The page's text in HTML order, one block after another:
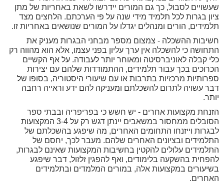
שעשויים לסבול, כך גם המורים יידרשו לשאת באחריות של מתן
ציון בגרות לכל תלמיד מידי שנה על פי הערכתם. הלחצים מצד
תלמידים, הורים ומנהלים יגדלו על המורים שנושאים באחריות זו.
חשיבות ההשכלה - צמצום מספר מבחני הבגרות מעניק את
התחושה כי להשכלה אין ערך עליון בפני עצמו, אלא הוא מהווה רק
כלי קבלה לאוניברסיטה ומאוחר יותר לעבודה. על אף הקשיים
הכרוכים בכך עבור תלמידים, ההתמודדות שלהם עם יצירות
ספרותיות מרכזיות בתרבות או עם שיעורי היסטוריה, בסופו של
דבר עשויה לתרום להשכלתם ומעניקה להם ידע וראייה רחבה
יותר.
הזנחת מקצועות אחרים - יש חשש כי בפריפריה ובבתי ספר
הסובלים ממחסור במשאבים יינתן דגש רק על 3-4 המקצועות
לבגרות וייזנחו התחומים האחרים, מה שיפגע בהשכלתם של
התלמידים ובציונים האחרים שלהם. מעבר לכך, יחסם של
התלמידים עלולים להקטין בחשיבות המקצועות שאינם לבגרות,
להפחית בהשקעה בלימודים, ואף להפגין זלזול, דבר שיפגע
בשיעורים במקצועות אלה, במורים המלמדים ובתלמידים
האחרים.